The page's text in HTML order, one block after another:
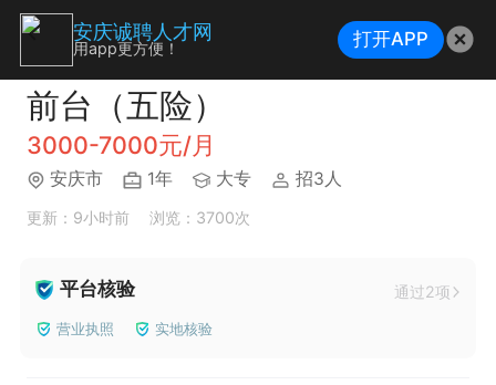
前台（五险）
3000-7000元/月
安庆市 1年 大专 招3人
更新：9小时前 浏览：3700次
平台核验 通过2项
营业执照 实地核验
安庆诚聘人才网
用app更方便！ 打开APP